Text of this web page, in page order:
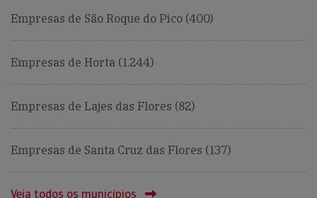
Empresas de São Roque do Pico (400)
Empresas de Horta (1.244)
Empresas de Lajes das Flores (82)
Empresas de Santa Cruz das Flores (137)
Veja todos os municípios